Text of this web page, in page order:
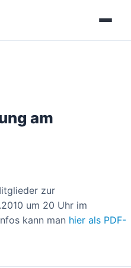
am
zur
um 20 Uhr im
kann man hier als PDF-